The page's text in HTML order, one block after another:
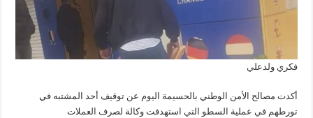
فكري ولدعلي
أكدت مصالح الأمن الوطني بالحسيمة اليوم عن توقيف أحد المشتبه في
تورطهم في عملية السطو التي استهدفت وكالة لصرف العملات